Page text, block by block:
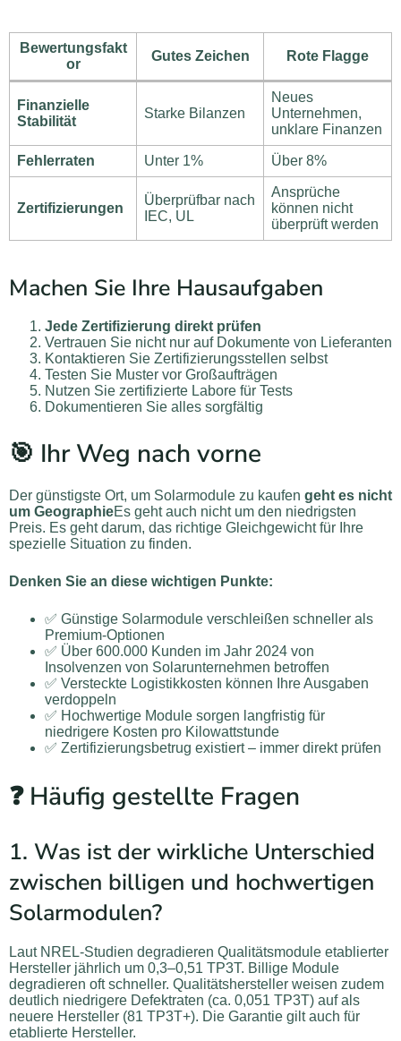
Bewertungsfakt
or
Gutes Zeichen Rote Flagge
Finanzielle
Stabilität
Starke Bilanzen
Neues
Unternehmen,
unklare Finanzen
Fehlerraten Unter 1% Über 8%
Zertifizierungen
Überprüfbar nach
IEC, UL
Ansprüche
können nicht
überprüft werden
Machen Sie Ihre Hausaufgaben
Jede Zertifizierung direkt prüfen
Vertrauen Sie nicht nur auf Dokumente von Lieferanten
Kontaktieren Sie Zertifizierungsstellen selbst
Testen Sie Muster vor Großaufträgen
Nutzen Sie zertifizierte Labore für Tests
Dokumentieren Sie alles sorgfältig
🎯 Ihr Weg nach vorne
Der günstigste Ort, um Solarmodule zu kaufen geht es nicht
um GeographieEs geht auch nicht um den niedrigsten
Preis. Es geht darum, das richtige Gleichgewicht für Ihre
spezielle Situation zu finden.
Denken Sie an diese wichtigen Punkte:
✅ Günstige Solarmodule verschleißen schneller als
Premium-Optionen
✅ Über 600.000 Kunden im Jahr 2024 von
Insolvenzen von Solarunternehmen betroffen
✅ Versteckte Logistikkosten können Ihre Ausgaben
verdoppeln
✅ Hochwertige Module sorgen langfristig für
niedrigere Kosten pro Kilowattstunde
✅ Zertifizierungsbetrug existiert – immer direkt prüfen
❓ Häufig gestellte Fragen
1. Was ist der wirkliche Unterschied
zwischen billigen und hochwertigen
Solarmodulen?
Laut NREL-Studien degradieren Qualitätsmodule etablierter
Hersteller jährlich um 0,3–0,51 TP3T. Billige Module
degradieren oft schneller. Qualitätshersteller weisen zudem
deutlich niedrigere Defektraten (ca. 0,051 TP3T) auf als
neuere Hersteller (81 TP3T+). Die Garantie gilt auch für
etablierte Hersteller.